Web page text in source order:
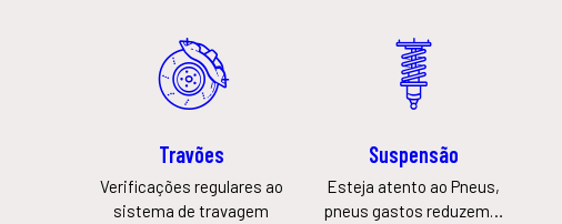
Travões
Verificações regulares ao
sistema de travagem
Suspensão
Esteja atento ao Pneus,
pneus gastos reduzem…